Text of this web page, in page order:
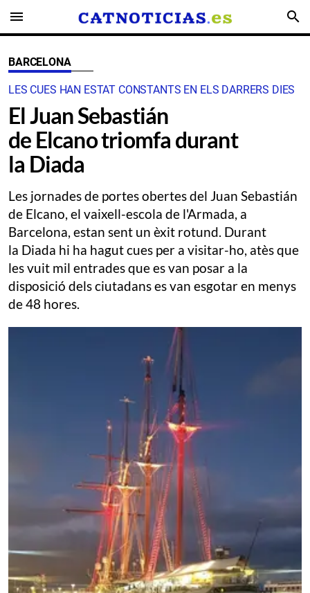
menu search
BARCELONA
LES CUES HAN ESTAT CONSTANTS EN ELS DARRERS DIES
El Juan Sebastián
de Elcano triomfa durant
la Diada
Les jornades de portes obertes del Juan Sebastián
de Elcano, el vaixell-escola de l'Armada, a
Barcelona, estan sent un èxit rotund. Durant
la Diada hi ha hagut cues per a visitar-ho, atès que
les vuit mil entrades que es van posar a la
disposició dels ciutadans es van esgotar en menys
de 48 hores.